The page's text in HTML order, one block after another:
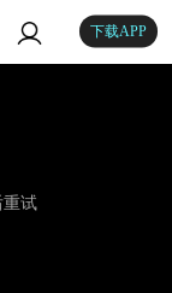
下载APP
重试